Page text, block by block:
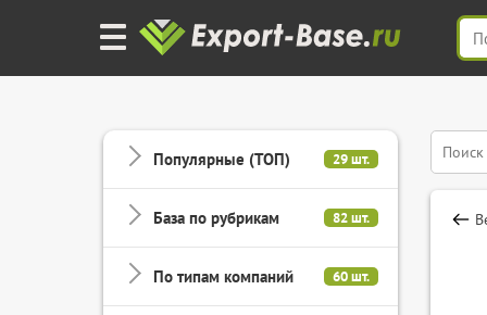
Популярные (ТОП) 29 шт.
База по рубрикам 82 шт.
По типам компаний 60 шт.